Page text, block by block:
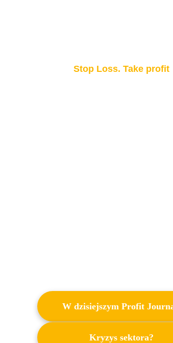
Stop Loss. Take profit
W dzisiejszym Profit
Kryzys sektora?